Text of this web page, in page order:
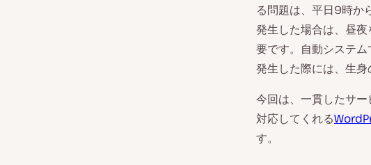
る問題は、平日9時か
発生した場合は、昼
要です。自動システ
発生した際には、生身
今回は、一貫したサ
対応してくれる
す。